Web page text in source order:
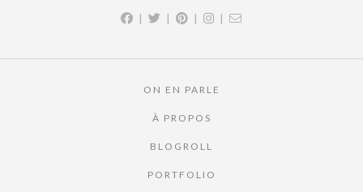
| | | |
ON EN PARLE
À PROPOS
BLOGROLL
PORTFOLIO